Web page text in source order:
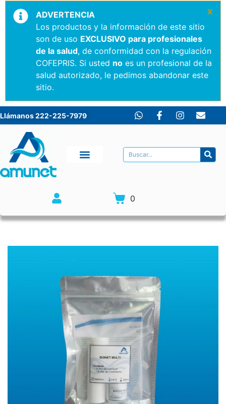
ADVERTENCIA
Los productos y la información de este sitio
son de uso EXCLUSIVO para profesionales
de la salud, de conformidad con la regulación
COFEPRIS. Si usted no es un profesional de la
salud autorizado, le pedimos abandonar este
sitio.
×
Llámanos 222-225-7979
0